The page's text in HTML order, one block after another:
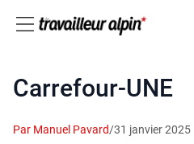
Carrefour-UNE
Par Manuel Pavard/31 janvier 2025